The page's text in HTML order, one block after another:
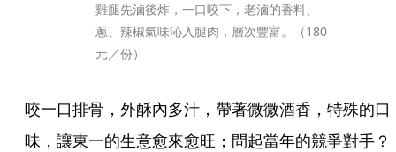
雞腿先滷後炸，一口咬下，老滷的香料、
蔥、辣椒氣味沁入腿肉，層次豐富。（180
元／份）
咬一口排骨，外酥內多汁，帶著微微酒香，特殊的口
味，讓東一的生意愈來愈旺；問起當年的競爭對手？